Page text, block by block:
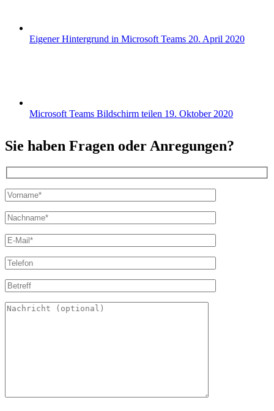
Eigener Hintergrund in Microsoft Teams 20. April 2020
Microsoft Teams Bildschirm teilen 19. Oktober 2020
Sie haben Fragen oder Anregungen?